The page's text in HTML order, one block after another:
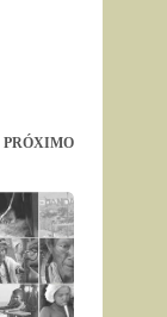
PRÓXIMO